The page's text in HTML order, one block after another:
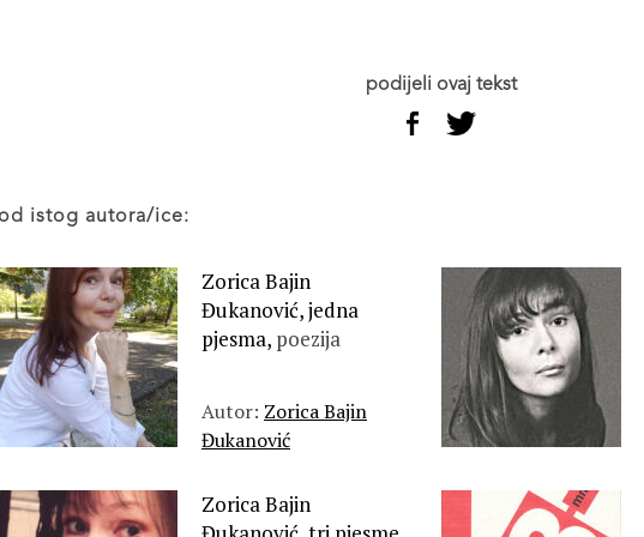
podijeli ovaj tekst
od istog autora/ice:
Zorica Bajin
Đukanović, jedna
pjesma, poezija
Autor: Zorica Bajin
Đukanović
Zorica Bajin